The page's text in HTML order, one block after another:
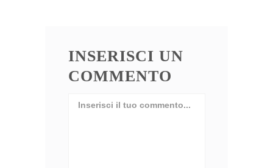
INSERISCI UN
COMMENTO